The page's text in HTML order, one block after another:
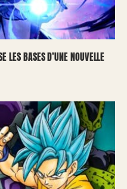
LES BASES D’UNE NOUVELLE